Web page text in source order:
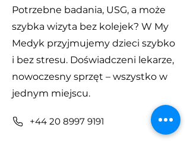
Potrzebne badania, USG, a może
szybka wizyta bez kolejek? W My
Medyk przyjmujemy dzieci szybko
i bez stresu. Doświadczeni lekarze,
nowoczesny sprzęt – wszystko w
jednym miejscu.
+44 20 8997 9191